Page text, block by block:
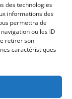
des technologies
informations des
permettra de
ou les ID
retirer son
caractéristiques